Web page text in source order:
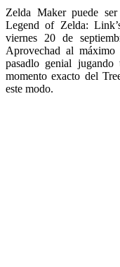
Zelda Maker puede
Legend of Zelda:
viernes 20 de
Aprovechad al
pasadlo genial
momento exacto del
este modo.